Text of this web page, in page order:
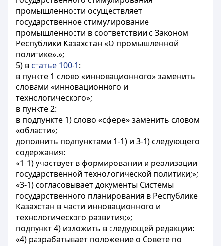
промышленности осуществляет
государственное стимулирование
промышленности в соответствии с Законом
Республики Казахстан «О промышленной
политике».»;
5) в статье 100-1:
в пункте 1 слово «инновационного» заменить
словами «инновационного и
технологического»;
в пункте 2:
в подпункте 1) слово «сфере» заменить словом
«области»;
дополнить подпунктами 1-1) и 3-1) следующего
содержания:
«1-1) участвует в формировании и реализации
государственной технологической политики;»;
«3-1) согласовывает документы Системы
государственного планирования в Республике
Казахстан в части инновационного и
технологического развития;»;
подпункт 4) изложить в следующей редакции:
«4) разрабатывает положение о Совете по